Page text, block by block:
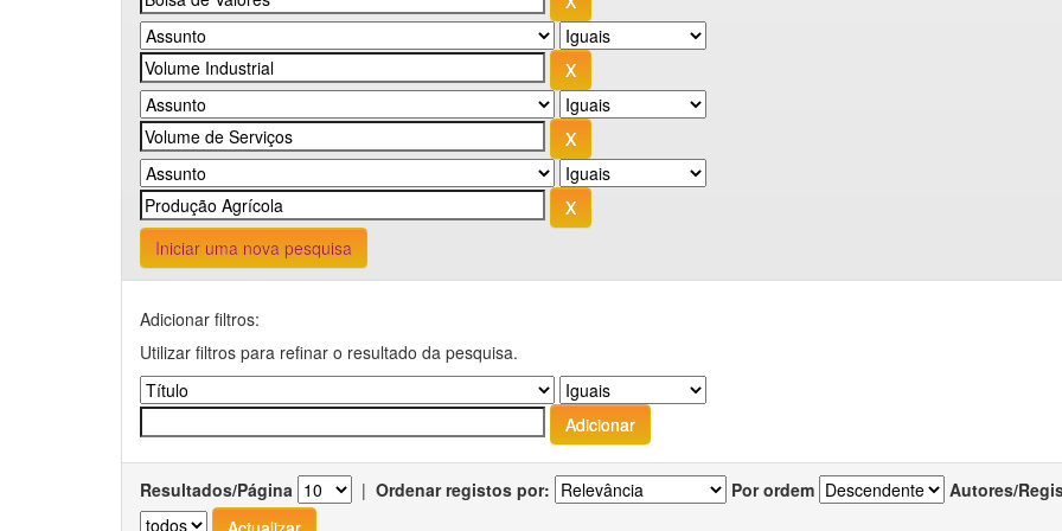
Iniciar uma nova pesquisa
Adicionar filtros:
Utilizar filtros para refinar o resultado da pesquisa.
Resultados/Página | Ordenar registos por: Por ordem Autores/